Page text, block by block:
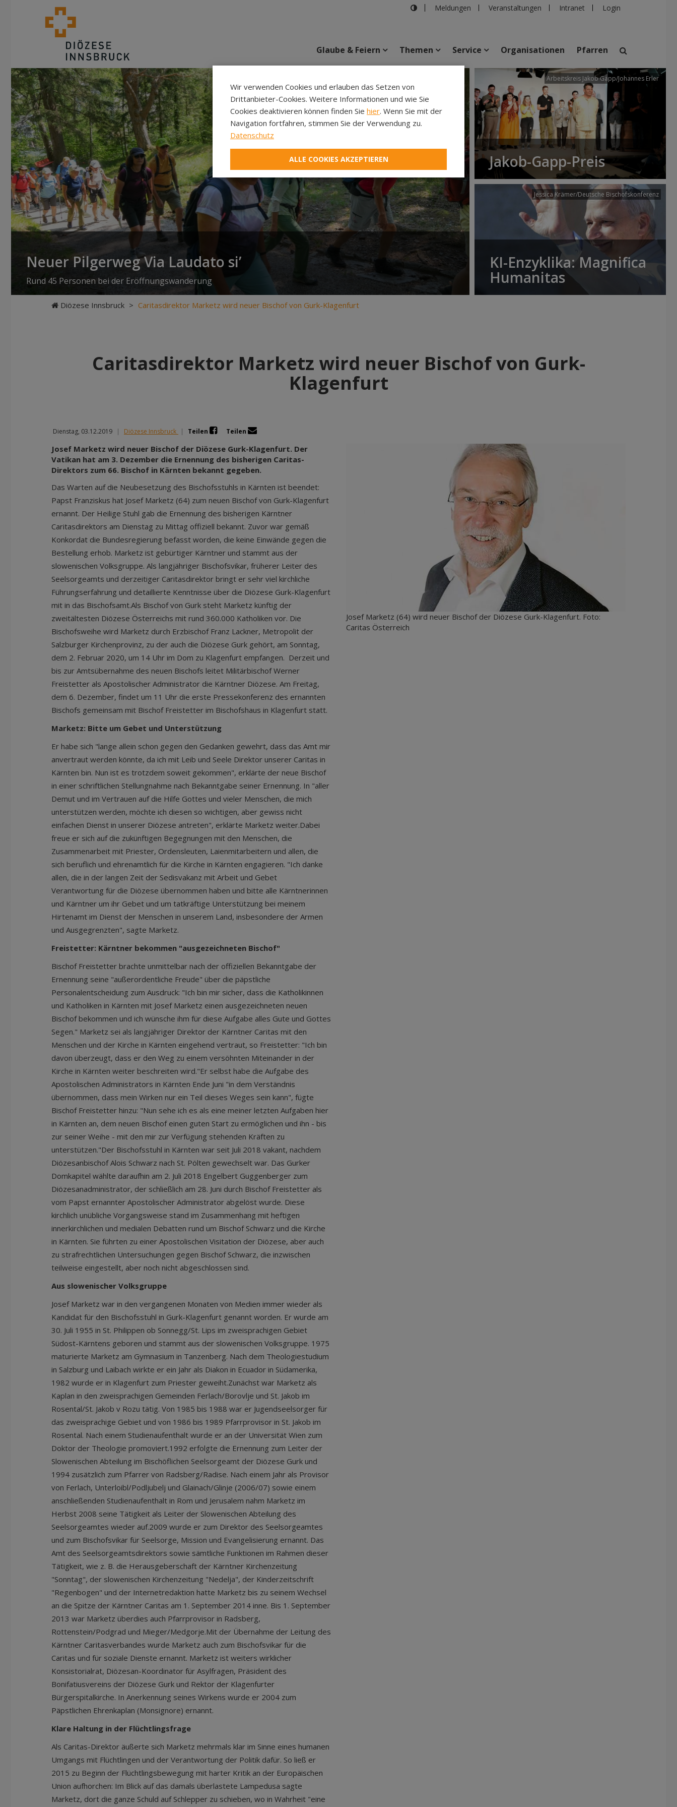
Meldungen Veranstaltungen Intranet Login
suchen
Veranstaltungen Personen Pfarren Einrichtungen
Glaube & Feiern Themen Service Organisationen Pfarren
Neuer Pilgerweg Via Laudato si’
Rund 45 Personen bei der Eröffnungswanderung
Arbeitskreis Jakob Gapp/Johannes Erler
Jakob-Gapp-Preis
Jessica Krämer/Deutsche Bischofskonferenz
KI-Enzyklika: Magnifica
Humanitas
Diözese Innsbruck > Caritasdirektor Marketz wird neuer Bischof von Gurk-Klagenfurt
Caritasdirektor Marketz wird neuer Bischof von Gurk-
Klagenfurt
Dienstag, 03.12.2019 | Diözese Innsbruck | Teilen Teilen
Josef Marketz wird neuer Bischof der Diözese Gurk-Klagenfurt. Der
Vatikan hat am 3. Dezember die Ernennung des bisherigen Caritas-
Direktors zum 66. Bischof in Kärnten bekannt gegeben.
Das Warten auf die Neubesetzung des Bischofsstuhls in Kärnten ist beendet:
Papst Franziskus hat Josef Marketz (64) zum neuen Bischof von Gurk-Klagenfurt
ernannt. Der Heilige Stuhl gab die Ernennung des bisherigen Kärntner
Caritasdirektors am Dienstag zu Mittag offiziell bekannt. Zuvor war gemäß
Konkordat die Bundesregierung befasst worden, die keine Einwände gegen die
Bestellung erhob. Marketz ist gebürtiger Kärntner und stammt aus der
slowenischen Volksgruppe. Als langjähriger Bischofsvikar, früherer Leiter des
Seelsorgeamts und derzeitiger Caritasdirektor bringt er sehr viel kirchliche
Führungserfahrung und detaillierte Kenntnisse über die Diözese Gurk-Klagenfurt
mit in das Bischofsamt.Als Bischof von Gurk steht Marketz künftig der
zweitältesten Diözese Österreichs mit rund 360.000 Katholiken vor. Die
Bischofsweihe wird Marketz durch Erzbischof Franz Lackner, Metropolit der
Salzburger Kirchenprovinz, zu der auch die Diözese Gurk gehört, am Sonntag,
dem 2. Februar 2020, um 14 Uhr im Dom zu Klagenfurt empfangen. Derzeit und
bis zur Amtsübernahme des neuen Bischofs leitet Militärbischof Werner
Freistetter als Apostolischer Administrator die Kärntner Diözese. Am Freitag,
dem 6. Dezember, findet um 11 Uhr die erste Pressekonferenz des ernannten
Bischofs gemeinsam mit Bischof Freistetter im Bischofshaus in Klagenfurt statt.
Marketz: Bitte um Gebet und Unterstützung
Er habe sich "lange allein schon gegen den Gedanken gewehrt, dass das Amt mir
anvertraut werden könnte, da ich mit Leib und Seele Direktor unserer Caritas in
Kärnten bin. Nun ist es trotzdem soweit gekommen", erklärte der neue Bischof
in einer schriftlichen Stellungnahme nach Bekanntgabe seiner Ernennung. In "aller
Demut und im Vertrauen auf die Hilfe Gottes und vieler Menschen, die mich
unterstützen werden, möchte ich diesen so wichtigen, aber gewiss nicht
einfachen Dienst in unserer Diözese antreten", erklärte Marketz weiter.Dabei
freue er sich auf die zukünftigen Begegnungen mit den Menschen, die
Zusammenarbeit mit Priester, Ordensleuten, Laienmitarbeitern und allen, die
sich beruflich und ehrenamtlich für die Kirche in Kärnten engagieren. "Ich danke
allen, die in der langen Zeit der Sedisvakanz mit Arbeit und Gebet
Verantwortung für die Diözese übernommen haben und bitte alle Kärntnerinnen
und Kärntner um ihr Gebet und um tatkräftige Unterstützung bei meinem
Hirtenamt im Dienst der Menschen in unserem Land, insbesondere der Armen
und Ausgegrenzten", sagte Marketz.
Freistetter: Kärntner bekommen "ausgezeichneten Bischof"
Bischof Freistetter brachte unmittelbar nach der offiziellen Bekanntgabe der
Ernennung seine "außerordentliche Freude" über die päpstliche
Personalentscheidung zum Ausdruck: "Ich bin mir sicher, dass die Katholikinnen
und Katholiken in Kärnten mit Josef Marketz einen ausgezeichneten neuen
Bischof bekommen und ich wünsche ihm für diese Aufgabe alles Gute und Gottes
Segen." Marketz sei als langjähriger Direktor der Kärntner Caritas mit den
Menschen und der Kirche in Kärnten eingehend vertraut, so Freistetter: "Ich bin
davon überzeugt, dass er den Weg zu einem versöhnten Miteinander in der
Kirche in Kärnten weiter beschreiten wird."Er selbst habe die Aufgabe des
Apostolischen Administrators in Kärnten Ende Juni "in dem Verständnis
übernommen, dass mein Wirken nur ein Teil dieses Weges sein kann", fügte
Bischof Freistetter hinzu: "Nun sehe ich es als eine meiner letzten Aufgaben hier
in Kärnten an, dem neuen Bischof einen guten Start zu ermöglichen und ihn - bis
zur seiner Weihe - mit den mir zur Verfügung stehenden Kräften zu
unterstützen."Der Bischofsstuhl in Kärnten war seit Juli 2018 vakant, nachdem
Diözesanbischof Alois Schwarz nach St. Pölten gewechselt war. Das Gurker
Domkapitel wählte daraufhin am 2. Juli 2018 Engelbert Guggenberger zum
Diözesanadministrator, der schließlich am 28. Juni durch Bischof Freistetter als
vom Papst ernannter Apostolischer Administrator abgelöst wurde. Diese
kirchlich unübliche Vorgangsweise stand im Zusammenhang mit heftigen
innerkirchlichen und medialen Debatten rund um Bischof Schwarz und die Kirche
in Kärnten. Sie führten zu einer Apostolischen Visitation der Diözese, aber auch
zu strafrechtlichen Untersuchungen gegen Bischof Schwarz, die inzwischen
teilweise eingestellt, aber noch nicht abgeschlossen sind.
Aus slowenischer Volksgruppe
Josef Marketz war in den vergangenen Monaten von Medien immer wieder als
Kandidat für den Bischofsstuhl in Gurk-Klagenfurt genannt worden. Er wurde am
30. Juli 1955 in St. Philippen ob Sonnegg/St. Lips im zweisprachigen Gebiet
Südost-Kärntens geboren und stammt aus der slowenischen Volksgruppe. 1975
maturierte Marketz am Gymnasium in Tanzenberg. Nach dem Theologiestudium
in Salzburg und Laibach wirkte er ein Jahr als Diakon in Ecuador in Südamerika,
1982 wurde er in Klagenfurt zum Priester geweiht.Zunächst war Marketz als
Kaplan in den zweisprachigen Gemeinden Ferlach/Borovlje und St. Jakob im
Rosental/St. Jakob v Rozu tätig. Von 1985 bis 1988 war er Jugendseelsorger für
das zweisprachige Gebiet und von 1986 bis 1989 Pfarrprovisor in St. Jakob im
Rosental. Nach einem Studienaufenthalt wurde er an der Universität Wien zum
Doktor der Theologie promoviert.1992 erfolgte die Ernennung zum Leiter der
Slowenischen Abteilung im Bischöflichen Seelsorgeamt der Diözese Gurk und
1994 zusätzlich zum Pfarrer von Radsberg/Radise. Nach einem Jahr als Provisor
von Ferlach, Unterloibl/Podljubelj und Glainach/Glinje (2006/07) sowie einem
anschließenden Studienaufenthalt in Rom und Jerusalem nahm Marketz im
Herbst 2008 seine Tätigkeit als Leiter der Slowenischen Abteilung des
Seelsorgeamtes wieder auf.2009 wurde er zum Direktor des Seelsorgeamtes
und zum Bischofsvikar für Seelsorge, Mission und Evangelisierung ernannt. Das
Amt des Seelsorgeamtsdirektors sowie sämtliche Funktionen im Rahmen dieser
Tätigkeit, wie z. B. die Herausgeberschaft der Kärntner Kirchenzeitung
"Sonntag", der slowenischen Kirchenzeitung "Nedelja", der Kinderzeitschrift
"Regenbogen" und der Internetredaktion hatte Marketz bis zu seinem Wechsel
an die Spitze der Kärntner Caritas am 1. September 2014 inne. Bis 1. September
2013 war Marketz überdies auch Pfarrprovisor in Radsberg,
Rottenstein/Podgrad und Mieger/Medgorje.Mit der Übernahme der Leitung des
Kärntner Caritasverbandes wurde Marketz auch zum Bischofsvikar für die
Caritas und für soziale Dienste ernannt. Marketz ist weiters wirklicher
Konsistorialrat, Diözesan-Koordinator für Asylfragen, Präsident des
Bonifatiusvereins der Diözese Gurk und Rektor der Klagenfurter
Bürgerspitalkirche. In Anerkennung seines Wirkens wurde er 2004 zum
Päpstlichen Ehrenkaplan (Monsignore) ernannt.
Klare Haltung in der Flüchtlingsfrage
Als Caritas-Direktor äußerte sich Marketz mehrmals klar im Sinne eines humanen
Umgangs mit Flüchtlingen und der Verantwortung der Politik dafür. So ließ er
2015 zu Beginn der Flüchtlingsbewegung mit harter Kritik an der Europäischen
Union aufhorchen: Im Blick auf das damals überlastete Lampedusa sagte
Marketz, dort die ganze Schuld auf Schlepper zu schieben, wo in Wahrheit "eine
Josef Marketz (64) wird neuer Bischof der Diözese Gurk-Klagenfurt. Foto:
Caritas Österreich
Wir verwenden Cookies und erlauben das Setzen von
Drittanbieter-Cookies. Weitere Informationen und wie Sie
Cookies deaktivieren können finden Sie hier. Wenn Sie mit der
Navigation fortfahren, stimmen Sie der Verwendung zu.
Datenschutz
ALLE COOKIES AKZEPTIEREN